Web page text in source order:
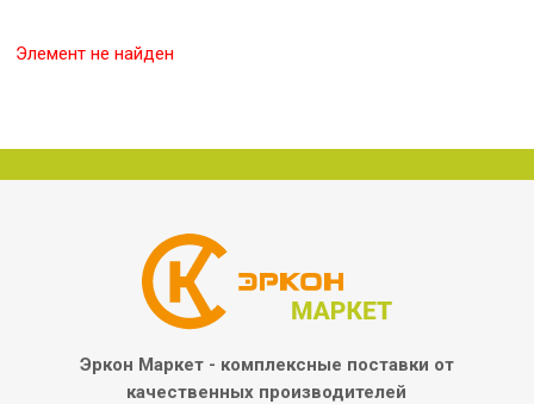
Элемент не найден
Эркон Маркет - комплексные поставки от
качественных производителей